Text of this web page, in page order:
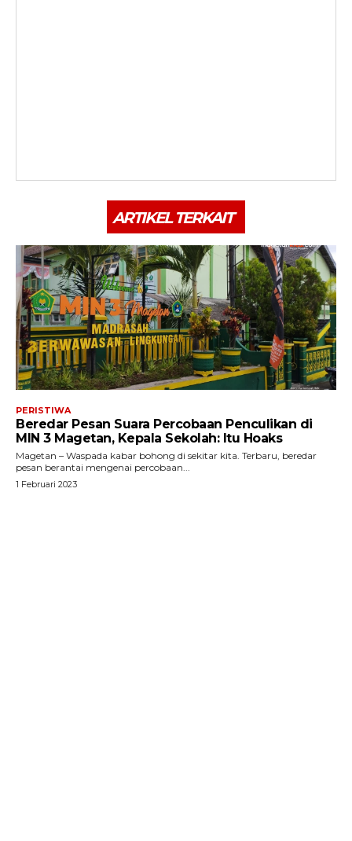
ARTIKEL TERKAIT
PERISTIWA
Beredar Pesan Suara Percobaan Penculikan di
MIN 3 Magetan, Kepala Sekolah: Itu Hoaks
Magetan – Waspada kabar bohong di sekitar kita. Terbaru, beredar
pesan berantai mengenai percobaan...
1 Februari 2023